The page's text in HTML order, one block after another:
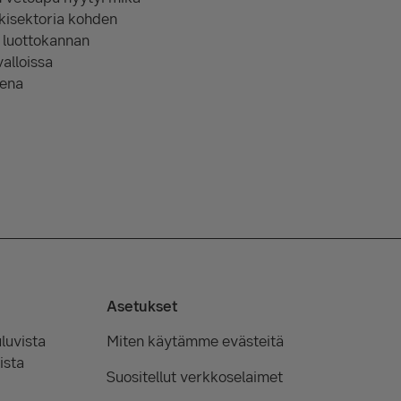
kohden
Asetukset
Miten käytämme evästeitä
Suositellut verkkoselaimet